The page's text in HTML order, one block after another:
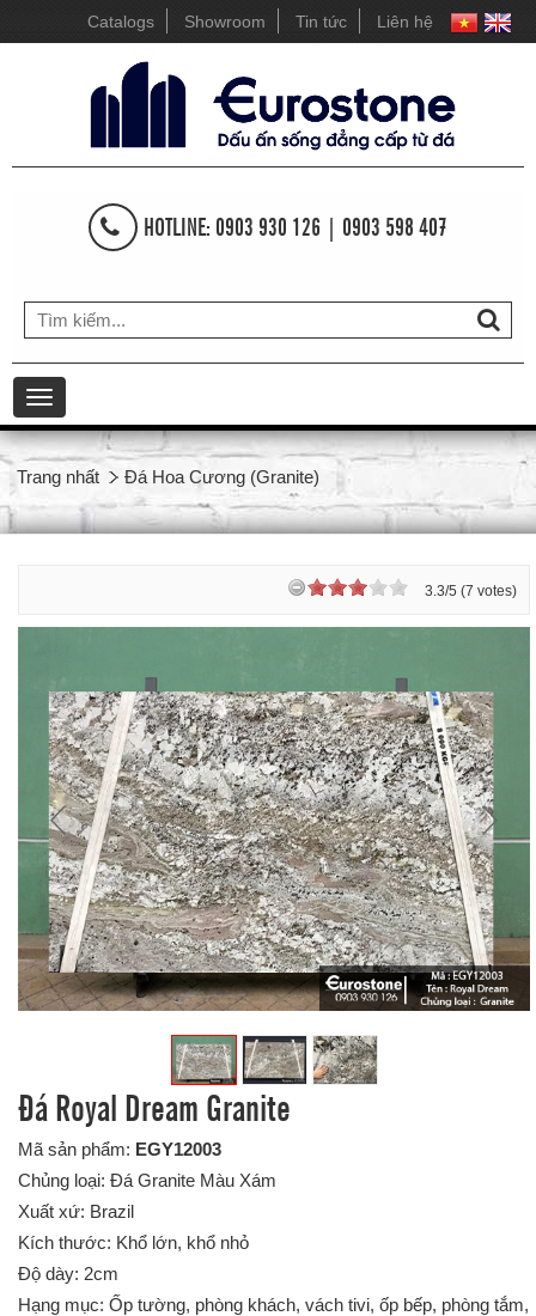
Catalogs Showroom Tin tức Liên hệ
HOTLINE: 0903 930 126 | 0903 598 407
Toggle
navigation
Trang nhất Đá Hoa Cương (Granite)
3.3/5 (7 votes)
Đá Royal Dream Granite
Mã sản phẩm: EGY12003
Chủng loại: Đá Granite Màu Xám
Xuất xứ: Brazil
Kích thước: Khổ lớn, khổ nhỏ
Độ dày: 2cm
Hạng mục: Ốp tường, phòng khách, vách tivi, ốp bếp, phòng tắm,